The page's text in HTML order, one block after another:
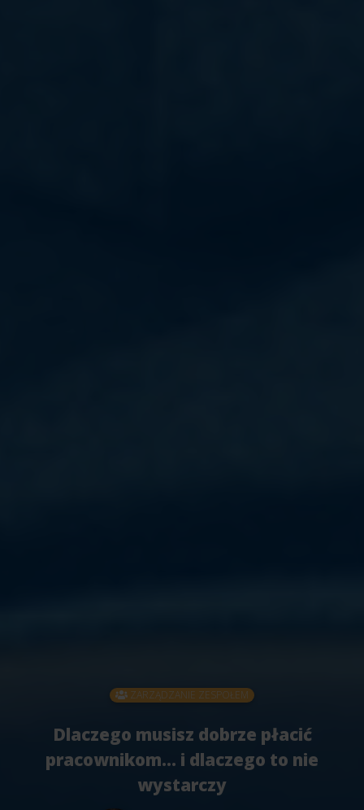
ZARZĄDZANIE ZESPOŁEM
Dlaczego musisz dobrze płacić
pracownikom... i dlaczego to nie
wystarczy